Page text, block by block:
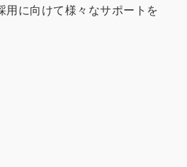
用に向けて様々なサポートを